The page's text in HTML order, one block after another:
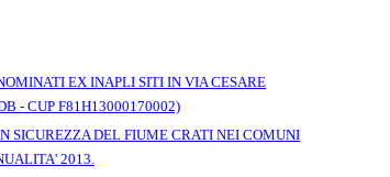
EX INAPLI SITI IN VIA CESARE
- CUP F81H13000170002)
SICUREZZA DEL FIUME CRATI NEI COMUNI
2013.